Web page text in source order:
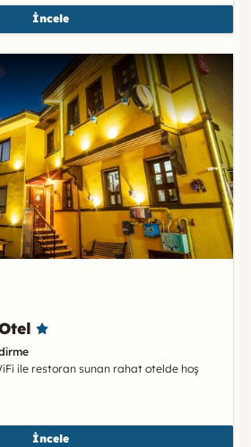
İncele
ile restoran sunan rahat otelde hoş
İncele